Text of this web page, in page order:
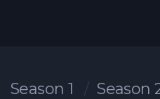
Season 1 Season